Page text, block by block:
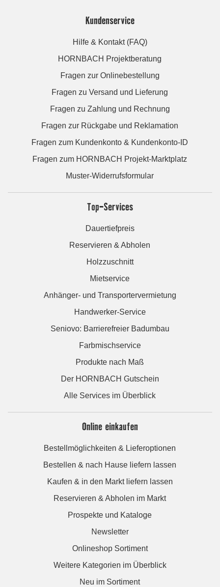
Kundenservice
Hilfe & Kontakt (FAQ)
HORNBACH Projektberatung
Fragen zur Onlinebestellung
Fragen zu Versand und Lieferung
Fragen zu Zahlung und Rechnung
Fragen zur Rückgabe und Reklamation
Fragen zum Kundenkonto & Kundenkonto-ID
Fragen zum HORNBACH Projekt-Marktplatz
Muster-Widerrufsformular
Top-Services
Dauertiefpreis
Reservieren & Abholen
Holzzuschnitt
Mietservice
Anhänger- und Transportervermietung
Handwerker-Service
Seniovo: Barrierefreier Badumbau
Farbmischservice
Produkte nach Maß
Der HORNBACH Gutschein
Alle Services im Überblick
Online einkaufen
Bestellmöglichkeiten & Lieferoptionen
Bestellen & nach Hause liefern lassen
Kaufen & in den Markt liefern lassen
Reservieren & Abholen im Markt
Prospekte und Kataloge
Newsletter
Onlineshop Sortiment
Weitere Kategorien im Überblick
Neu im Sortiment